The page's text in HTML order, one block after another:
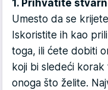
1. Prihvatite
Umesto da se
Iskoristite ih kao
toga, ili ćete dobiti
koji bi sledeći
onoga što želite.